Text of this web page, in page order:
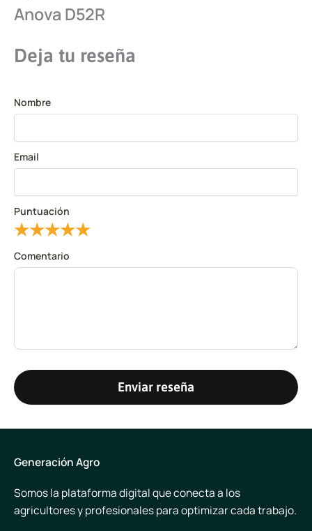
Anova D52R
Deja tu reseña
Nombre
Email
Puntuación
★
★
★
★
★
Comentario
Enviar reseña
Generación Agro
Somos la plataforma digital que conecta a los
agricultores y profesionales para optimizar cada trabajo.